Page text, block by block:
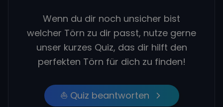
Wenn du dir noch unsicher bist
welcher Törn zu dir passt, nutze gerne
unser kurzes Quiz, das dir hilft den
perfekten Törn für dich zu finden!
⛵ Quiz beantworten